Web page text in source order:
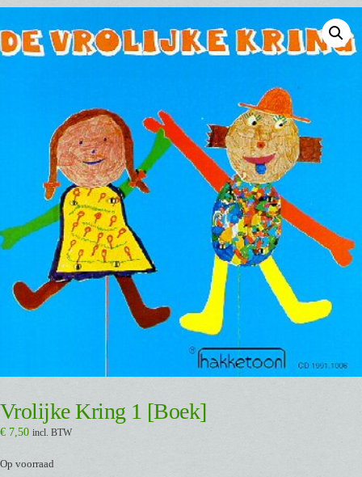
Vrolijke Kring 1 [Boek]
€ 7,50 incl. BTW
Op voorraad